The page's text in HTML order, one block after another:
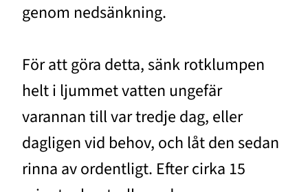
genom nedsänkning.
För att göra detta, sänk rotklumpen
helt i ljummet vatten ungefär
varannan till var tredje dag, eller
dagligen vid behov, och låt den sedan
rinna av ordentligt. Efter cirka 15